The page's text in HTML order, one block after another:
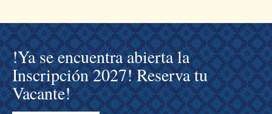
!Ya se encuentra abierta la
Inscripción 2027! Reserva tu
Vacante!